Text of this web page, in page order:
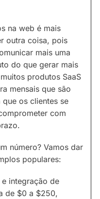
na web é mais
outra coisa, pois
mais uma
do que gerar mais
produtos SaaS
mensais que são
os clientes se
com
número? Vamos dar
populares:
integração de
de $0 a $250,